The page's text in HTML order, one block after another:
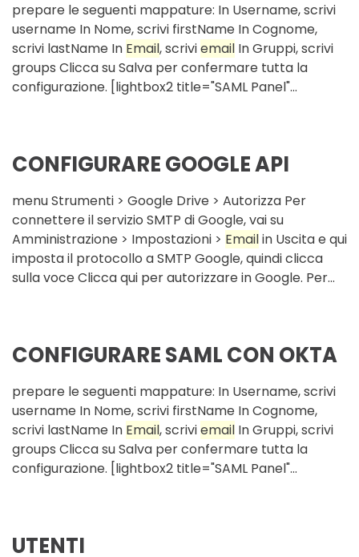
prepare le seguenti mappature: In Username, scrivi
username In Nome, scrivi firstName In Cognome,
scrivi lastName In Email, scriviemail In Gruppi, scrivi
groups Clicca su Salva per confermare tutta la
configurazione. [lightbox2 title="SAML Panel"...
CONFIGURARE GOOGLE API
menu Strumenti > Google Drive > Autorizza Per
connettere il servizio SMTP di Google, vai su
Amministrazione > Impostazioni > Emailin Uscita e qui
imposta il protocollo a SMTP Google, quindi clicca
sulla voce Clicca qui per autorizzare in Google. Per...
CONFIGURARE SAML CON OKTA
prepare le seguenti mappature: In Username, scrivi
username In Nome, scrivi firstName In Cognome,
scrivi lastName In Email, scriviemail In Gruppi, scrivi
groups Clicca su Salva per confermare tutta la
configurazione. [lightbox2 title="SAML Panel"...
UTENTI